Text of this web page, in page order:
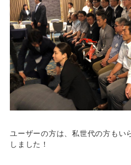
ユーザーの方は、私世代の方もい
しました！